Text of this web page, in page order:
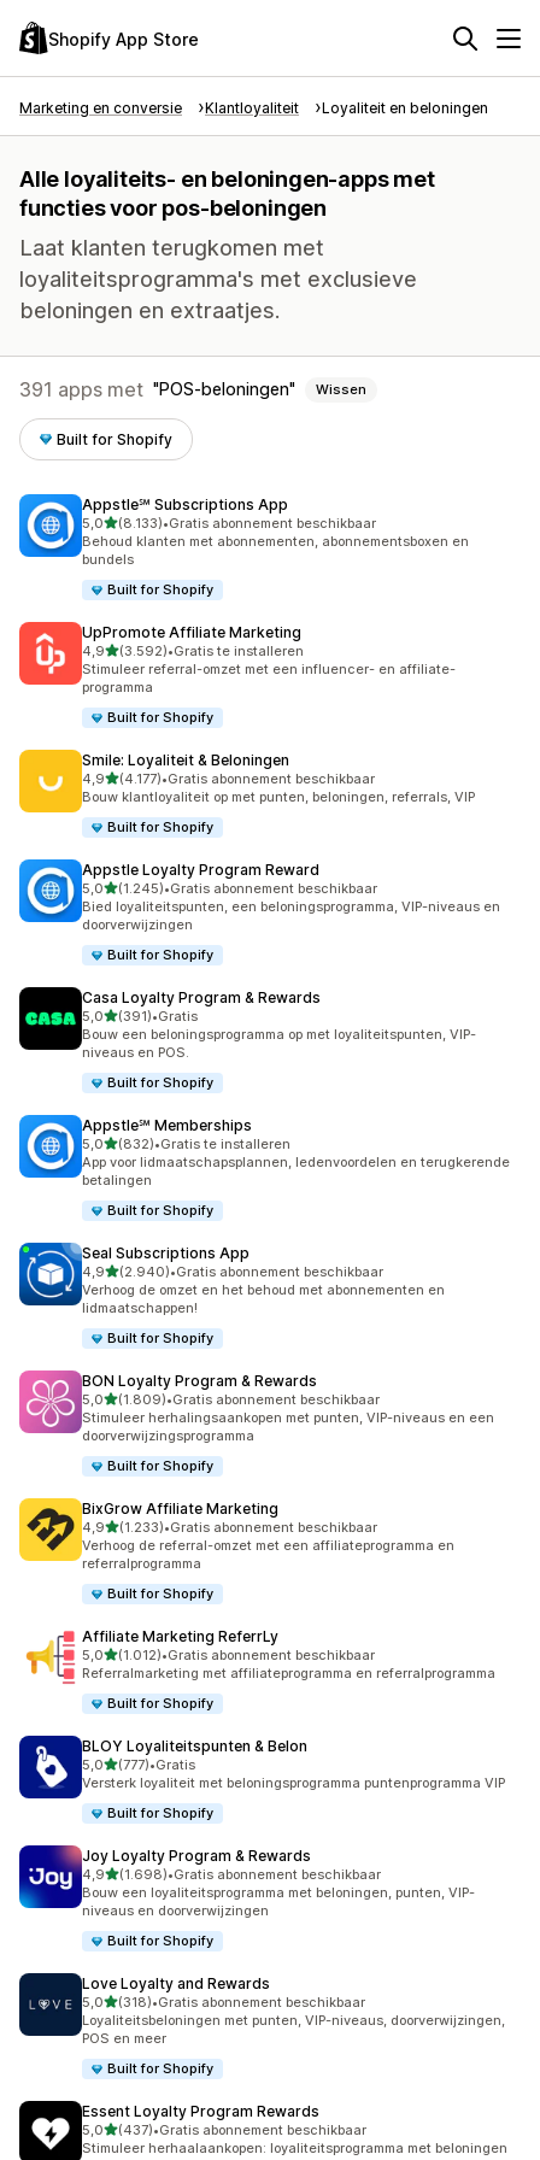
Shopify App Store
Marketing en conversie Klantloyaliteit Loyaliteit en beloningen
Alle loyaliteits- en beloningen-apps met
functies voor pos-beloningen
Laat klanten terugkomen met
loyaliteitsprogramma's met exclusieve
beloningen en extraatjes.
391 apps met POS-beloningen Wissen
Built for Shopify
Appstle℠ Subscriptions App
5,0van 5 sterren
(8.133)
8133 recensies in totaal
•Gratis abonnement beschikbaar
Behoud klanten met abonnementen, abonnementsboxen en
bundels
Built for Shopify
UpPromote Affiliate Marketing
4,9van 5 sterren
(3.592)
3592 recensies in totaal
•Gratis te installeren
Stimuleer referral-omzet met een influencer- en affiliate-
programma
Built for Shopify
Smile: Loyaliteit & Beloningen
4,9van 5 sterren
(4.177)
4177 recensies in totaal
•Gratis abonnement beschikbaar
Bouw klantloyaliteit op met punten, beloningen, referrals, VIP
Built for Shopify
Appstle Loyalty Program Reward
5,0van 5 sterren
(1.245)
1245 recensies in totaal
•Gratis abonnement beschikbaar
Bied loyaliteitspunten, een beloningsprogramma, VIP-niveaus en
doorverwijzingen
Built for Shopify
Casa Loyalty Program & Rewards
5,0van 5 sterren
(391)
391 recensies in totaal
•Gratis
Bouw een beloningsprogramma op met loyaliteitspunten, VIP-
niveaus en POS.
Built for Shopify
Appstle℠ Memberships
5,0van 5 sterren
(832)
832 recensies in totaal
•Gratis te installeren
App voor lidmaatschapsplannen, ledenvoordelen en terugkerende
betalingen
Built for Shopify
Seal Subscriptions App
4,9van 5 sterren
(2.940)
2940 recensies in totaal
•Gratis abonnement beschikbaar
Verhoog de omzet en het behoud met abonnementen en
lidmaatschappen!
Built for Shopify
BON Loyalty Program & Rewards
5,0van 5 sterren
(1.809)
1809 recensies in totaal
•Gratis abonnement beschikbaar
Stimuleer herhalingsaankopen met punten, VIP-niveaus en een
doorverwijzingsprogramma
Built for Shopify
BixGrow Affiliate Marketing
4,9van 5 sterren
(1.233)
1233 recensies in totaal
•Gratis abonnement beschikbaar
Verhoog de referral-omzet met een affiliateprogramma en
referralprogramma
Built for Shopify
Affiliate Marketing ReferrLy
5,0van 5 sterren
(1.012)
1012 recensies in totaal
•Gratis abonnement beschikbaar
Referralmarketing met affiliateprogramma en referralprogramma
Built for Shopify
BLOY Loyaliteitspunten & Belon
5,0van 5 sterren
(777)
777 recensies in totaal
•Gratis
Versterk loyaliteit met beloningsprogramma puntenprogramma VIP
Built for Shopify
Joy Loyalty Program & Rewards
4,9van 5 sterren
(1.698)
1698 recensies in totaal
•Gratis abonnement beschikbaar
Bouw een loyaliteitsprogramma met beloningen, punten, VIP-
niveaus en doorverwijzingen
Built for Shopify
Love Loyalty and Rewards
5,0van 5 sterren
(318)
318 recensies in totaal
•Gratis abonnement beschikbaar
Loyaliteitsbeloningen met punten, VIP-niveaus, doorverwijzingen,
POS en meer
Built for Shopify
Essent Loyalty Program Rewards
5,0van 5 sterren
(437)
437 recensies in totaal
•Gratis abonnement beschikbaar
Stimuleer herhaalaankopen: loyaliteitsprogramma met beloningen